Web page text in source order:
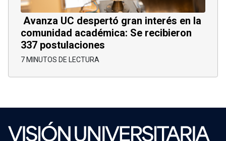
Avanza UC despertó gran interés en la
comunidad académica: Se recibieron
337 postulaciones
7 MINUTOS DE LECTURA